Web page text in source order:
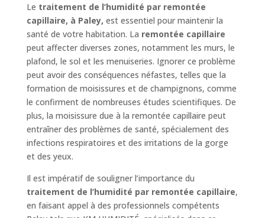
Le traitement de l’humidité par remontée
capillaire, à Paley, est essentiel pour maintenir la
santé de votre habitation. La remontée capillaire
peut affecter diverses zones, notamment les murs, le
plafond, le sol et les menuiseries. Ignorer ce problème
peut avoir des conséquences néfastes, telles que la
formation de moisissures et de champignons, comme
le confirment de nombreuses études scientifiques. De
plus, la moisissure due à la remontée capillaire peut
entraîner des problèmes de santé, spécialement des
infections respiratoires et des irritations de la gorge
et des yeux.
Il est impératif de souligner l’importance du
traitement de l’humidité par remontée capillaire,
en faisant appel à des professionnels compétents